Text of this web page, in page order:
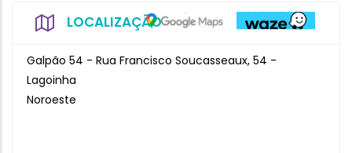
LOCALIZAÇÃO
Galpão 54 - Rua Francisco Soucasseaux, 54 -
Lagoinha
Noroeste